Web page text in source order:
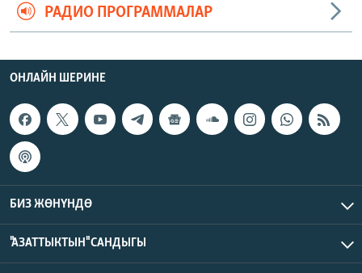
РАДИО ПРОГРАММАЛАР
ОНЛАЙН ШЕРИНЕ
БИЗ ЖӨНҮНДӨ
"АЗАТТЫКТЫН" САНДЫГЫ